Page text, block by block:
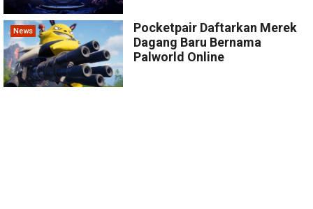
News
Pocketpair Daftarkan Merek
Dagang Baru Bernama
Palworld Online